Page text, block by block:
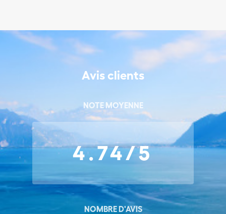
Avis clients
NOTE MOYENNE
4.74/5
NOMBRE D'AVIS